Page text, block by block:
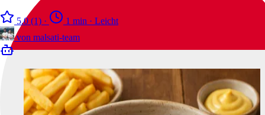
5.0 (1) · 1 min · Leicht
von malsati-team